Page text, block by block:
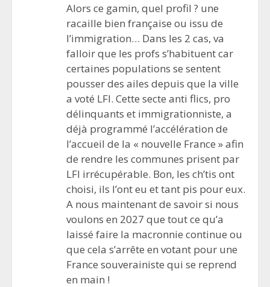
Alors ce gamin, quel profil ? une
racaille bien française ou issu de
l’immigration… Dans les 2 cas, va
falloir que les profs s’habituent car
certaines populations se sentent
pousser des ailes depuis que la ville
a voté LFI. Cette secte anti flics, pro
délinquants et immigrationniste, a
déjà programmé l’accélération de
l’accueil de la « nouvelle France » afin
de rendre les communes prisent par
LFI irrécupérable. Bon, les ch’tis ont
choisi, ils l’ont eu et tant pis pour eux.
A nous maintenant de savoir si nous
voulons en 2027 que tout ce qu’a
laissé faire la macronnie continue ou
que cela s’arrête en votant pour une
France souverainiste qui se reprend
en main !